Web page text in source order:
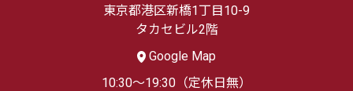
東京都港区新橋1丁目10-9
タカセビル2階
Google Map
10:30～19:30（定休日無）